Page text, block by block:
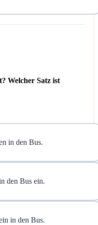
Welcher Satz ist
in den Bus.
den Bus ein.
in den Bus.